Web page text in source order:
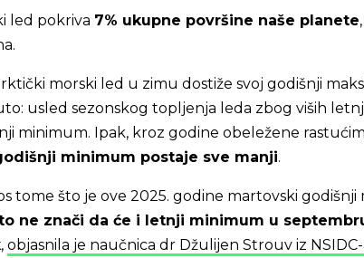
led pokriva 7% ukupne površine naše planete
morski led u zimu dostiže svoj godišnji
usled sezonskog topljenja leda zbog viših
minimum. Ipak, kroz godine obeležene
minimum postaje sve manji.
tome što je ove 2025. godine martovski godišnji
ne znači da će i letnji minimum u
, objasnila je naučnica dr Džulijen Strouv iz NSIDC-